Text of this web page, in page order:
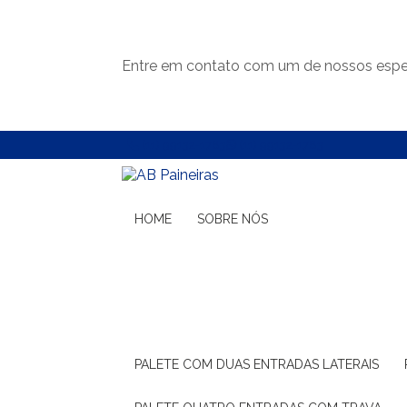
Entre em contato com um de nossos
HOME SOBRE NÓS
PALETE COM DUAS ENTRADAS LATERAIS